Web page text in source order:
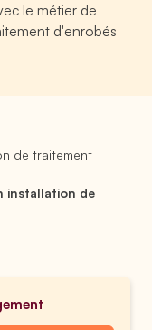
le métier de
d'enrobés
de traitement
installation de